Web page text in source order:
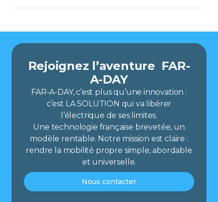
Rejoignez l’aventure FAR-
A-DAY
FAR-A-DAY, c’est plus qu’une innovation :
c’est LA SOLUTION qui va libérer
l’électrique de ses limites.
Une technologie française brevetée, un
modèle rentable. Notre mission est claire :
rendre la mobilité propre simple, abordable
et universelle.
Nous contacter